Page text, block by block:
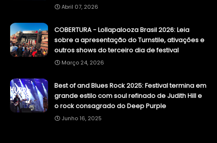
Abril 07, 2026
COBERTURA - Lollapalooza Brasil 2026: Leia
sobre a apresentação do Turnstile, ativações e
outros shows do terceiro dia de festival
Março 24, 2026
Best of and Blues Rock 2025: Festival termina em
grande estilo com soul refinado de Judith Hill e
o rock consagrado do Deep Purple
Junho 16, 2025